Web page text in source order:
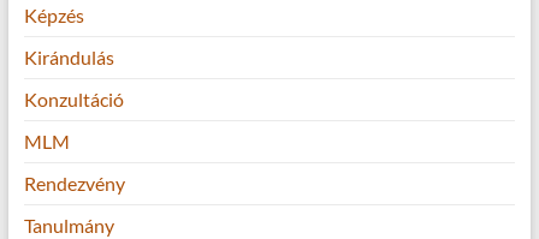
Képzés
Kirándulás
Konzultáció
MLM
Rendezvény
Tanulmány